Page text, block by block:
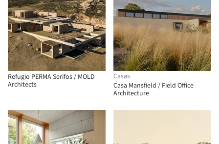
Refugio PERMA Serifos / MOLD
Architects
Casas
Casa Mansfield / Field Office
Architecture